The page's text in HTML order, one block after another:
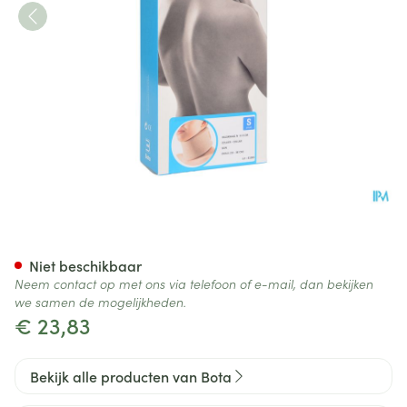
€ 23,83
Niet beschikbaar
Neem contact op met ons via telefoon of e-mail, dan bekijken
we samen de mogelijkheden.
Bekijk alle producten van Bota